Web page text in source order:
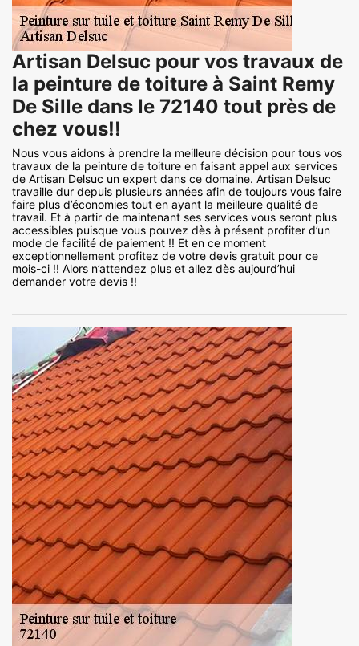
Artisan Delsuc pour vos travaux de
la peinture de toiture à Saint Remy
De Sille dans le 72140 tout près de
chez vous!!
Nous vous aidons à prendre la meilleure décision pour tous vos
travaux de la peinture de toiture en faisant appel aux services
de Artisan Delsuc un expert dans ce domaine. Artisan Delsuc
travaille dur depuis plusieurs années afin de toujours vous faire
faire plus d’économies tout en ayant la meilleure qualité de
travail. Et à partir de maintenant ses services vous seront plus
accessibles puisque vous pouvez dès à présent profiter d’un
mode de facilité de paiement !! Et en ce moment
exceptionnellement profitez de votre devis gratuit pour ce
mois-ci !! Alors n’attendez plus et allez dès aujourd’hui
demander votre devis !!